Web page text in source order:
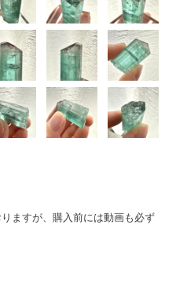
ますが、購入前には動画も必ず